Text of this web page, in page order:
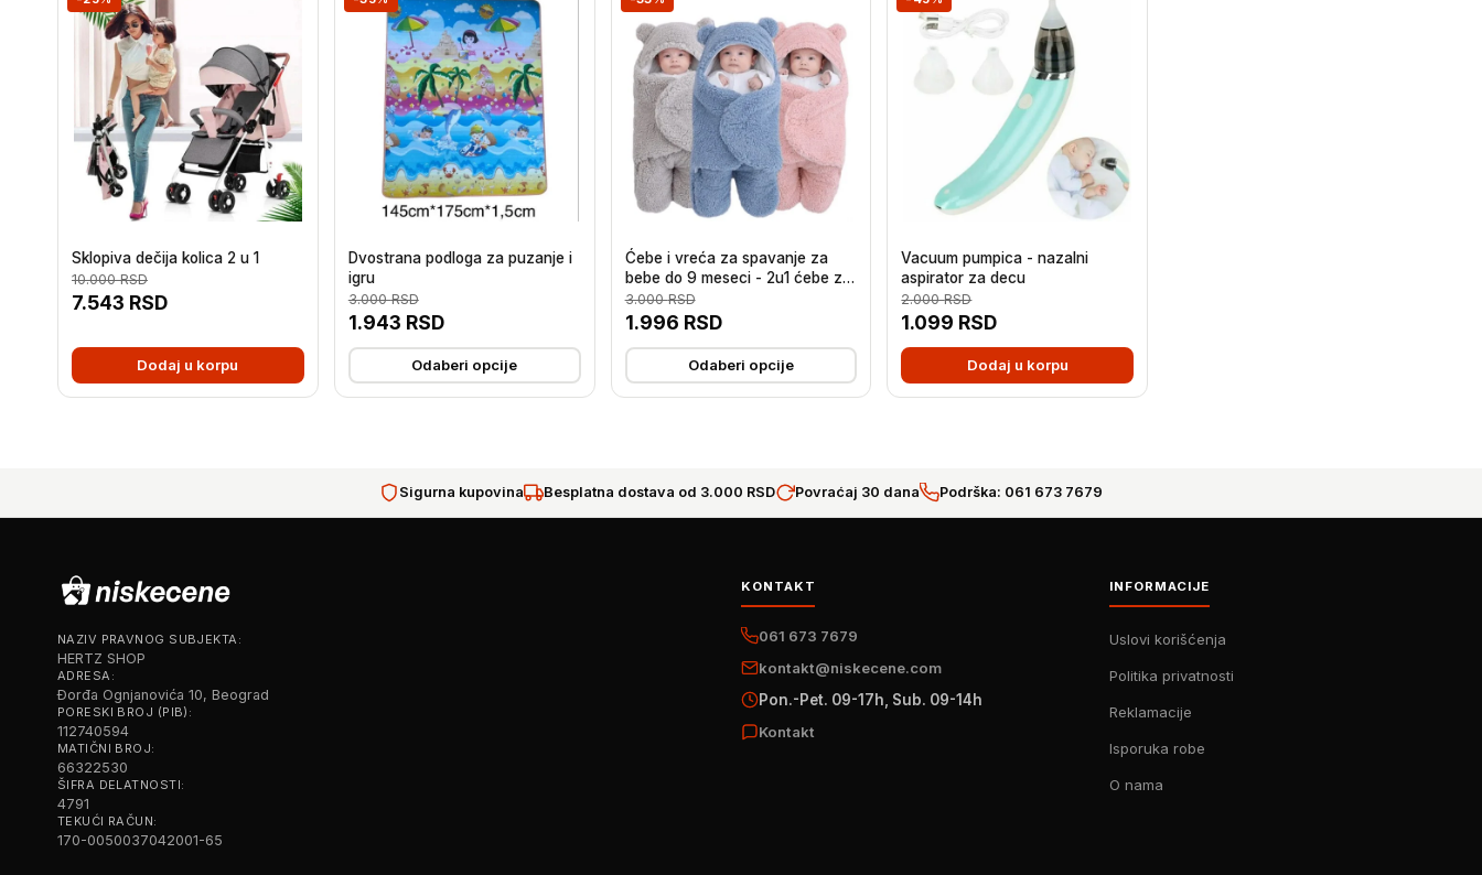
Sklopiva dečija kolica 2 u 1
7.543 RSD
10.000RSD
Dodaj u korpu
Dvostrana podloga za puzanje i
igru
1.943 RSD
3.000RSD
Odaberi opcije
Ćebe i vreća za spavanje za
bebe do 9 meseci - 2u1 ćebe za
bebe
1.996 RSD
3.000RSD
Odaberi opcije
Vacuum pumpica - nazalni
aspirator za decu
1.099 RSD
2.000RSD
Dodaj u korpu
Sigurna kupovina Besplatna dostava od 3.000 RSD Povraćaj 30 dana Podrška: 061 673 7679
NAZIV PRAVNOG SUBJEKTA:
HERTZ SHOP
ADRESA:
Đorđa Ognjanovića 10, Beograd
PORESKI BROJ (PIB):
112740594
MATIČNI BROJ:
66322530
ŠIFRA DELATNOSTI:
4791
TEKUĆI RAČUN:
170-0050037042001-65
KONTAKT
061 673 7679
kontakt@niskecene.com
Pon.-Pet. 09-17h, Sub. 09-14h
Kontakt
INFORMACIJE
Uslovi korišćenja
Politika privatnosti
Reklamacije
Isporuka robe
O nama